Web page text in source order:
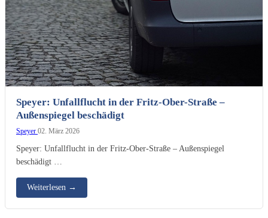
Speyer: Unfallflucht in der Fritz-Ober-Straße –
Außenspiegel beschädigt
Speyer 02. März 2026
Speyer: Unfallflucht in der Fritz-Ober-Straße – Außenspiegel
beschädigt …
Weiterlesen →